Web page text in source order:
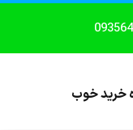
خرید خوب